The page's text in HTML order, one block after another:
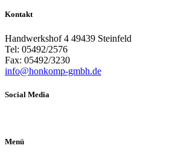
Kontakt
Handwerkshof 4 49439 Steinfeld
Tel: 05492/2576
Fax: 05492/3230
info@honkomp-gmbh.de
Social Media
Menü